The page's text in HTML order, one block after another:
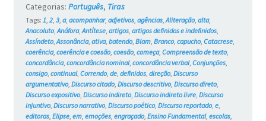
Categorias: Português, Tiras
Tags: 1 2, 3, a, acompanhar, adjetivos, agências, Aliteração, alta,
Anacoluto, Anáfora, Antítese, artigos, artigos definidos e indefinidos,
Assíndeto, Assonância, ativa, batendo, Blam, Branco, capucho, Catacrese,
coerência, coerência e coesão, coesão, começa, Compreensão de texto,
concordância, concordância nominal, concordância verbal, Conjunções,
consigo, continual, Correndo, de, definidos, direção, Discurso
argumentativo, Discurso citado, Discurso descritivo, Discurso direto,
Discurso expositivo, Discurso indireto, Discurso indireto livre, Discurso
injuntivo, Discurso narrativo, Discurso poético, Discurso reportado, e,
editoras, Elipse, em, emoções, engraçado, Ensino Fundamental, escolas,